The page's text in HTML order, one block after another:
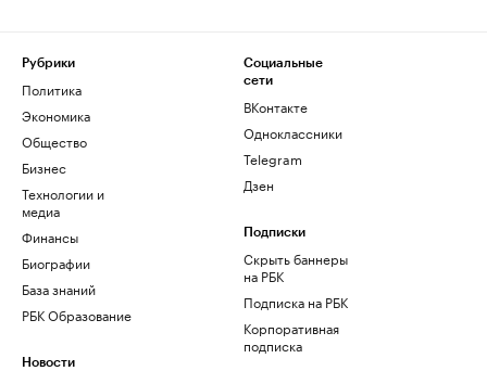
Рубрики
Политика
Экономика
Общество
Бизнес
Технологии и
медиа
Финансы
Биографии
База знаний
РБК Образование
Новости
Социальные
сети
ВКонтакте
Одноклассники
Telegram
Дзен
Подписки
Скрыть баннеры
на РБК
Подписка на РБК
Корпоративная
подписка